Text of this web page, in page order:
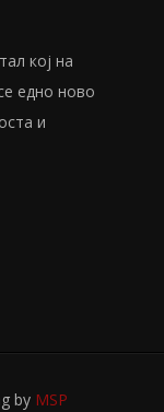
кој на
едно ново
и
by MSP